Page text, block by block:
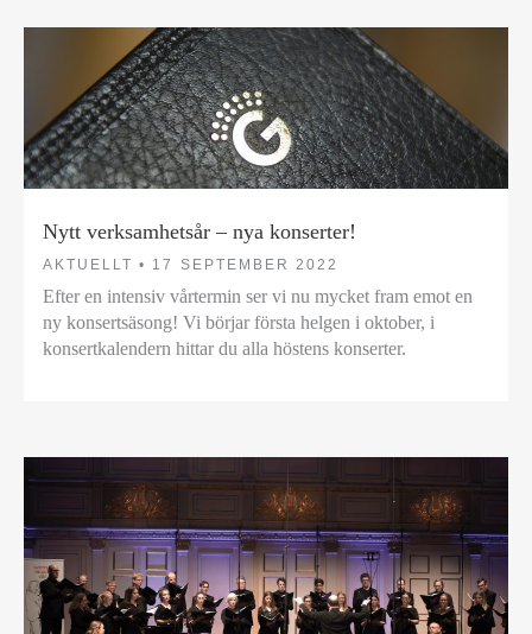
Nytt verksamhetsår – nya konserter!
AKTUELLT • 17 SEPTEMBER 2022
Efter en intensiv vårtermin ser vi nu mycket fram emot en
ny konsertsäsong! Vi börjar första helgen i oktober, i
konsertkalendern hittar du alla höstens konserter.